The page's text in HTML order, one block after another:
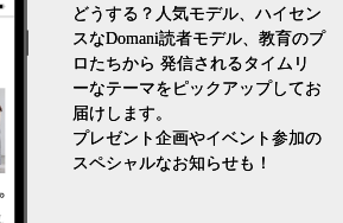
どうする？人気モデル、ハイセン
スなDomani読者モデル、教育のプ
ロたちから 発信されるタイムリ
ーなテーマをピックアップしてお
届けします。
プレゼント企画やイベント参加の
スペシャルなお知らせも！